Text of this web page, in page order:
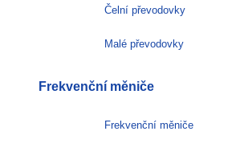
Čelní převodovky
Malé převodovky
Frekvenční měniče
Frekvenční měniče